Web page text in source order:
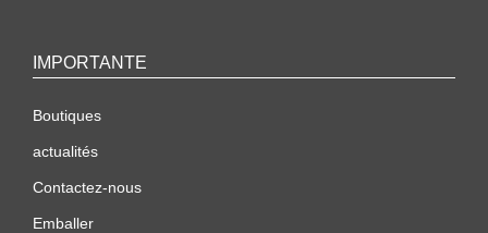
IMPORTANTE
Boutiques
actualités
Contactez-nous
Emballer